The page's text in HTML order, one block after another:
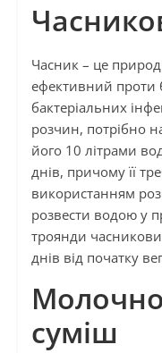
Часник – це
ефективний проти
бактеріальних
розчин, потрібно
його 10 літрами
днів, причому її
використанням
розвести водою у
троянди
днів від початку
суміш